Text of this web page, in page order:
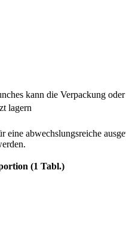
kann die Verpackung
lagern
eine abwechslungsreiche
(1 Tabl.)